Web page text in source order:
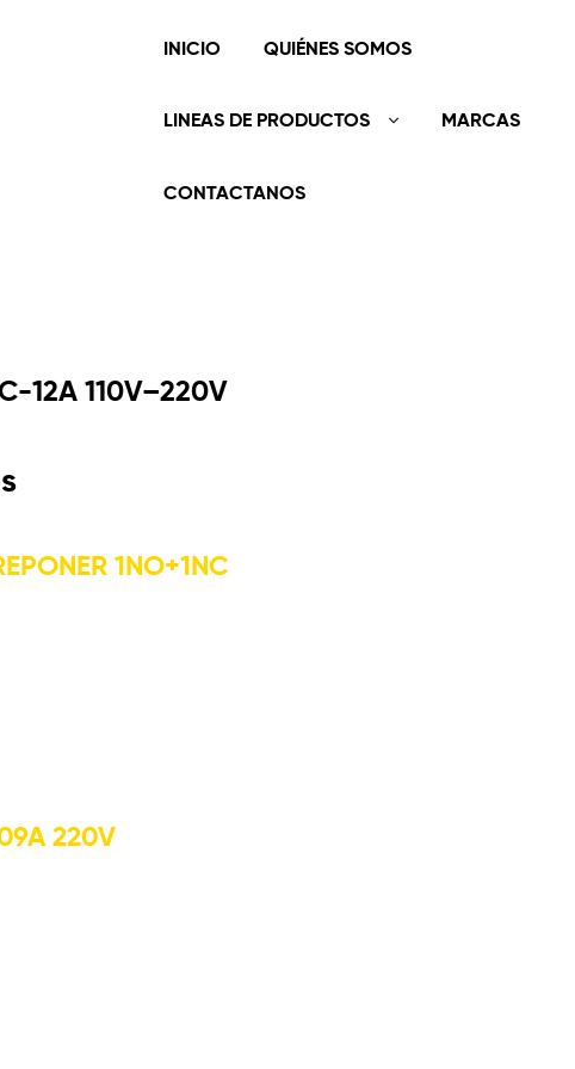
INICIO QUIÉNES SOMOS
LINEAS DE PRODUCTOS MARCAS
CONTACTANOS
12A 110V–220V
1NO+1NC
220V